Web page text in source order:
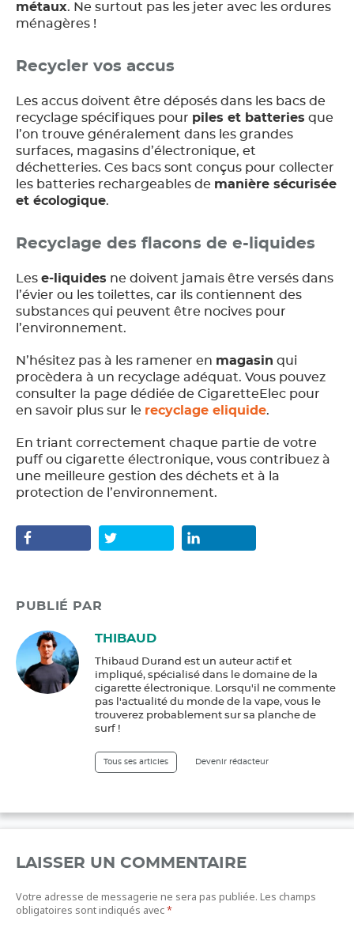
métaux. Ne surtout pas les jeter avec les ordures
ménagères !
Recycler vos accus
Les accus doivent être déposés dans les bacs de
recyclage spécifiques pour piles et batteries que
l’on trouve généralement dans les grandes
surfaces, magasins d’électronique, et
déchetteries. Ces bacs sont conçus pour collecter
les batteries rechargeables de manière sécurisée
et écologique.
Recyclage des flacons de e-liquides
Les e-liquides ne doivent jamais être versés dans
l’évier ou les toilettes, car ils contiennent des
substances qui peuvent être nocives pour
l’environnement.
N’hésitez pas à les ramener en magasin qui
procèdera à un recyclage adéquat. Vous pouvez
consulter la page dédiée de CigaretteElec pour
en savoir plus sur le recyclage eliquide.
En triant correctement chaque partie de votre
puff ou cigarette électronique, vous contribuez à
une meilleure gestion des déchets et à la
protection de l’environnement.
PUBLIÉ PAR
THIBAUD
Thibaud Durand est un auteur actif et
impliqué, spécialisé dans le domaine de la
cigarette électronique. Lorsqu'il ne commente
pas l'actualité du monde de la vape, vous le
trouverez probablement sur sa planche de
surf !
Tous ses articles Devenir rédacteur
LAISSER UN COMMENTAIRE
Votre adresse de messagerie ne sera pas publiée. Les champs
obligatoires sont indiqués avec*